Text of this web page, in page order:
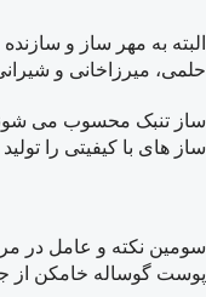
البته به مهر ساز و
حلمی، میرزاخانی و
ساز تنبک محسوب می
ساز های با کیفیتی را تولید
سومین نکته و عامل در
پوست گوساله خامکن از